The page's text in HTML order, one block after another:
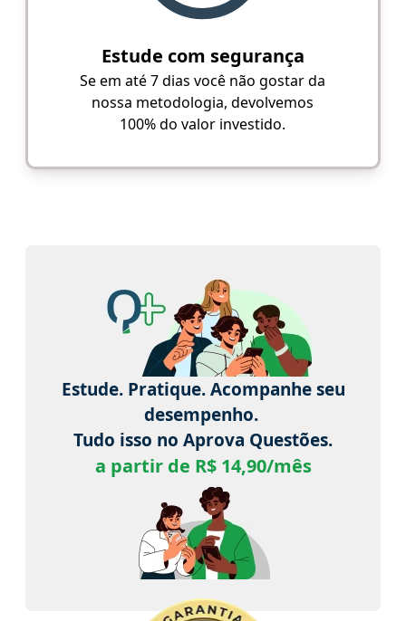
Estude com segurança
Se em até 7 dias você não gostar da
nossa metodologia, devolvemos
100% do valor investido.
Estude. Pratique. Acompanhe seu
desempenho.
Tudo isso no Aprova Questões.
a partir de R$ 14,90/mês